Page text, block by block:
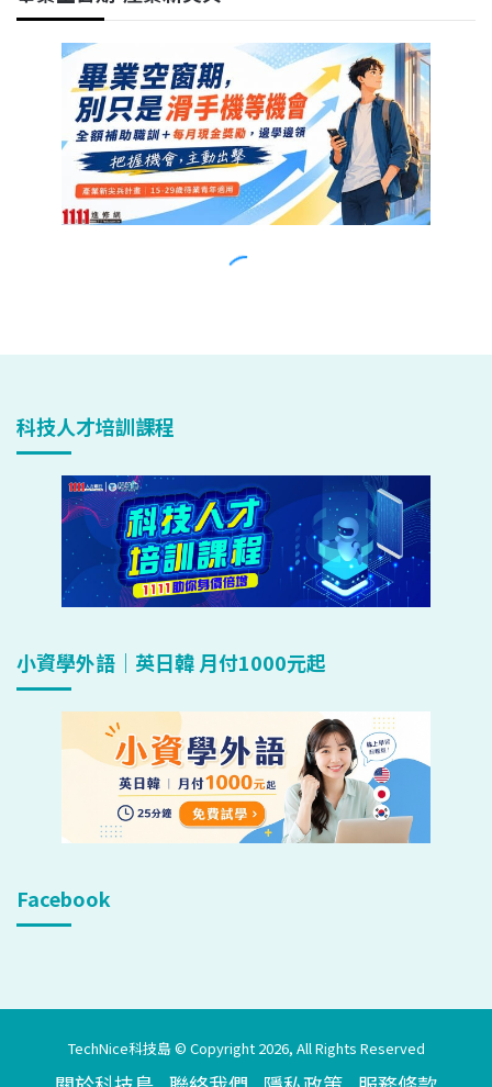
科技人才培訓課程
小資學外語｜英日韓 月付1000元起
Facebook
TechNice科技島 © Copyright 2026, All Rights Reserved